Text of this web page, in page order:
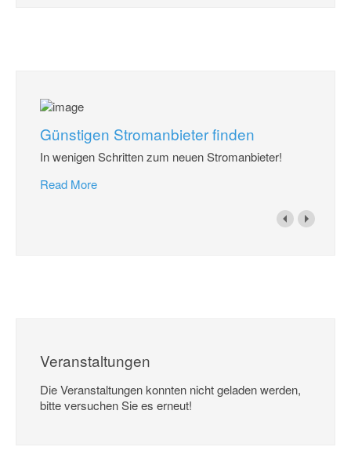
Günstigen Stromanbieter finden
In wenigen Schritten zum neuen Stromanbieter!
Read More
Veranstaltungen
Die Veranstaltungen konnten nicht geladen werden,
bitte versuchen Sie es erneut!